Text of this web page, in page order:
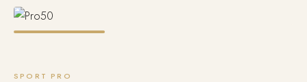
SPORT PRO